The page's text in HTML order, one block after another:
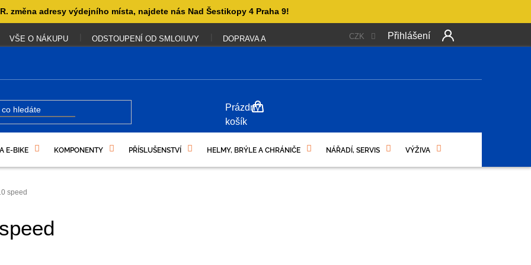
změna adresy výdejního místa, najdete nás Nad Šestikopy 4 Praha 9!
VŠE O NÁKUPU ODSTOUPENÍ OD SMLOIUVY DOPRAVA A PLATBA OBCHODNÍ PODMÍNKY PODMÍNKY OCHRANY
CZK Přihlášení
NÁKUPNÍ
KOŠÍK
Prázdný
košík
E-BIKE KOMPONENTY PŘÍSLUŠENSTVÍ HELMY, BRÝLE A CHRÁNIČE NÁŘADÍ, SERVIS VÝŽIVA
speed